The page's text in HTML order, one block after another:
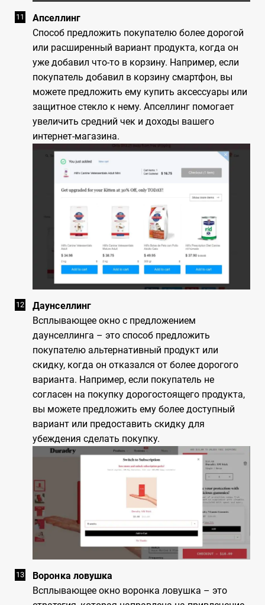
Апселлинг
Способ предложить покупателю более дорогой
или расширенный вариант продукта, когда он
уже добавил что-то в корзину. Например, если
покупатель добавил в корзину смартфон, вы
можете предложить ему купить аксессуары или
защитное стекло к нему. Апселлинг помогает
увеличить средний чек и доходы вашего
интернет-магазина.
Даунселлинг
Всплывающее окно с предложением
даунселлинга – это способ предложить
покупателю альтернативный продукт или
скидку, когда он отказался от более дорогого
варианта. Например, если покупатель не
согласен на покупку дорогостоящего продукта,
вы можете предложить ему более доступный
вариант или предоставить скидку для
убеждения сделать покупку.
Воронка ловушка
Всплывающее окно воронка ловушка – это